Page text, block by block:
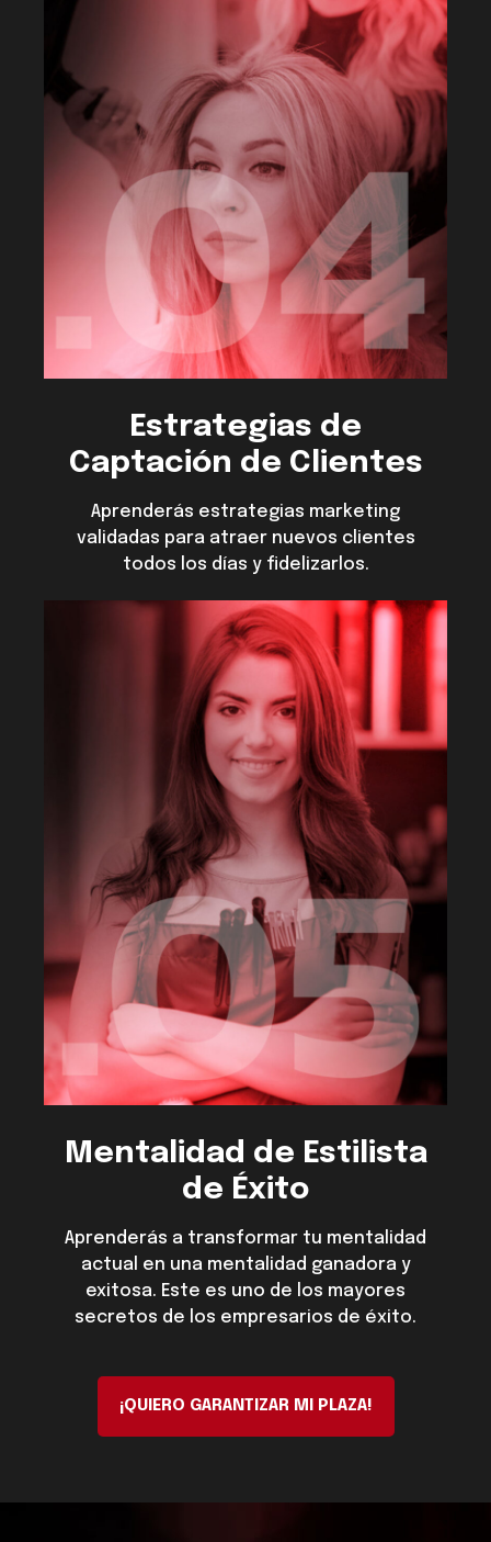
Estrategias de
Captación de Clientes
Aprenderás estrategias marketing
validadas para atraer nuevos clientes
todos los días y fidelizarlos.
Mentalidad de Estilista
de Éxito
Aprenderás a transformar tu mentalidad
actual en una mentalidad ganadora y
exitosa. Este es uno de los mayores
secretos de los empresarios de éxito.
¡QUIERO GARANTIZAR MI PLAZA!